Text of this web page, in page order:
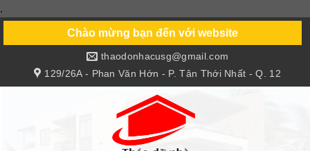
.
content
Chào mừng bạn đến với website
129/26A - Phan Văn Hớn - P. Tân Thới Nhất - Q. 12
thaodonhacusg@gmail.com